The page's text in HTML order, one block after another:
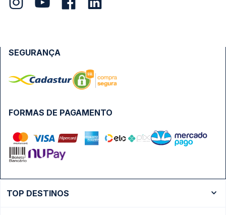
FORMAS DE PAGAMENTO
SEGURANÇA
TOP DESTINOS